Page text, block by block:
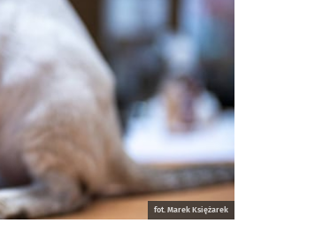
fot. Marek Księżarek